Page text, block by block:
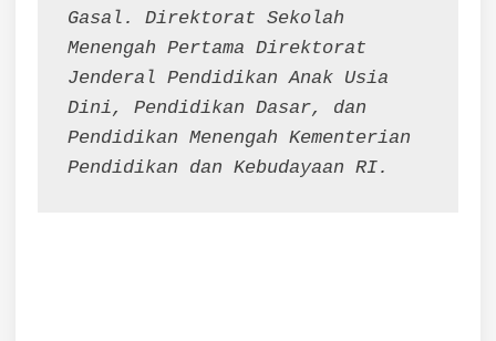
Gasal. Direktorat Sekolah
Menengah Pertama Direktorat
Jenderal Pendidikan Anak Usia
Dini, Pendidikan Dasar, dan
Pendidikan Menengah Kementerian
Pendidikan dan Kebudayaan RI.